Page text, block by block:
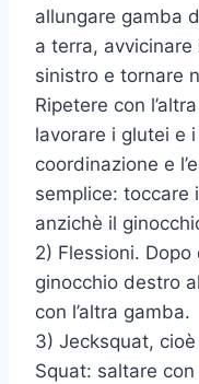
allungare gamba
a terra,
sinistro e tornare
Ripetere con
lavorare i glutei e
coordinazione e
semplice: toccare
anzichè il
2) Flessioni.
ginocchio destro
con l’altra gamba.
3) Jecksquat,
Squat: saltare